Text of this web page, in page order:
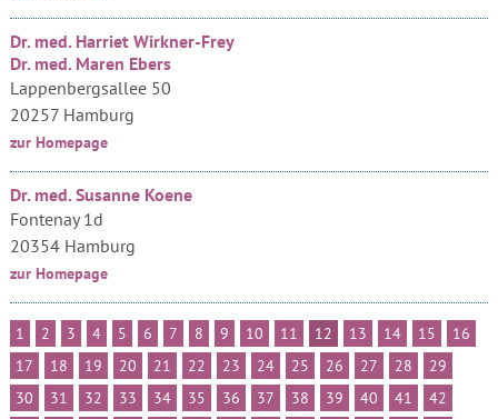
Dr. med. Harriet Wirkner-Frey
Dr. med. Maren Ebers
Lappenbergsallee 50
20257 Hamburg
zur Homepage
Dr. med. Susanne Koene
Fontenay 1d
20354 Hamburg
zur Homepage
1 2 3 4 5 6 7 8 9 10 11 12 13 14 15
16
17
18 19 20 21 22 23 24 25 26 27 28
29
30
31 32 33 34 35 36 37 38 39 40 41
42